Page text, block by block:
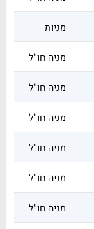
מניות
מניה חו"ל
מניה חו"ל
מניה חו"ל
מניה חו"ל
מניה חו"ל
מניה חו"ל